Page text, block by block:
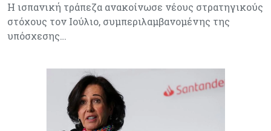
Η ισπανική τράπεζα ανακοίνωσε νέους στρατηγικούς
στόχους τον Ιούλιο, συμπεριλαμβανομένης της
υπόσχεσης…